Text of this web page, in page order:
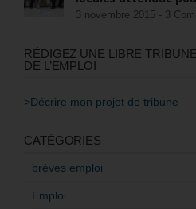
3 novembre 2015 - 3
RÉDIGEZ UNE LIBRE
DE L’EMPLOI
>Décrire mon projet de tribune
CATÉGORIES
brèves emploi
Emploi